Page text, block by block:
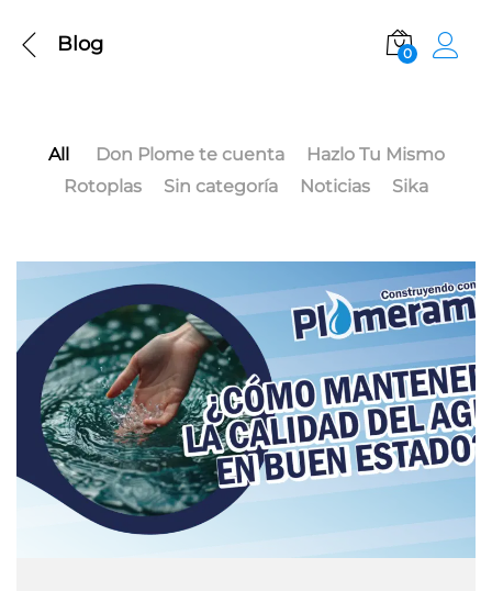
Blog 0
All Don Plome te cuenta
Hazlo Tu Mismo
Rotoplas
Sin categoría Noticias Sika